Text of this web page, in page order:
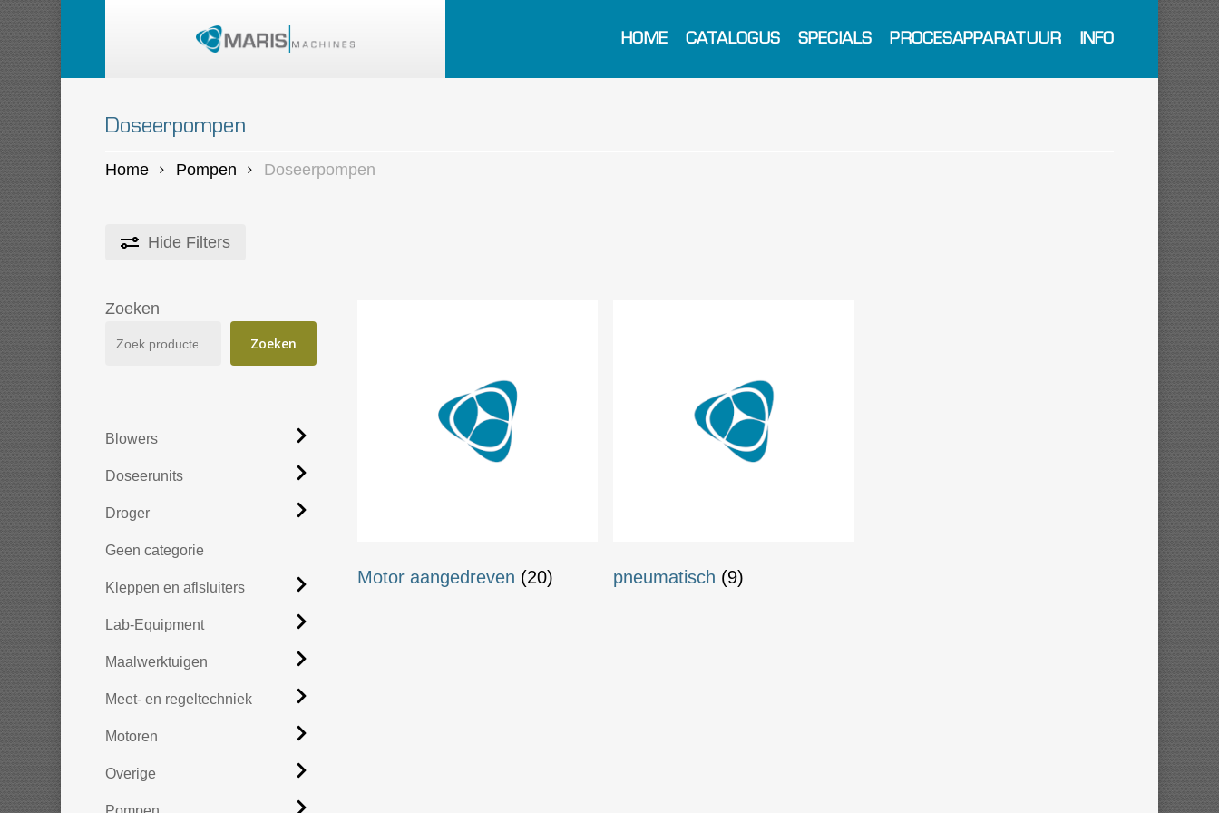
Skip
to
main
content
HOME CATALOGUS SPECIALS PROCESAPPARATUUR INFO
Doseerpompen
Home Pompen Doseerpompen
Hide Filters
Zoeken
Zoeken
Blowers
Doseerunits
Droger
Geen categorie
Kleppen en aflsluiters
Lab-Equipment
Maalwerktuigen
Meet- en regeltechniek
Motoren
Overige
Motor aangedreven (20) pneumatisch (9)